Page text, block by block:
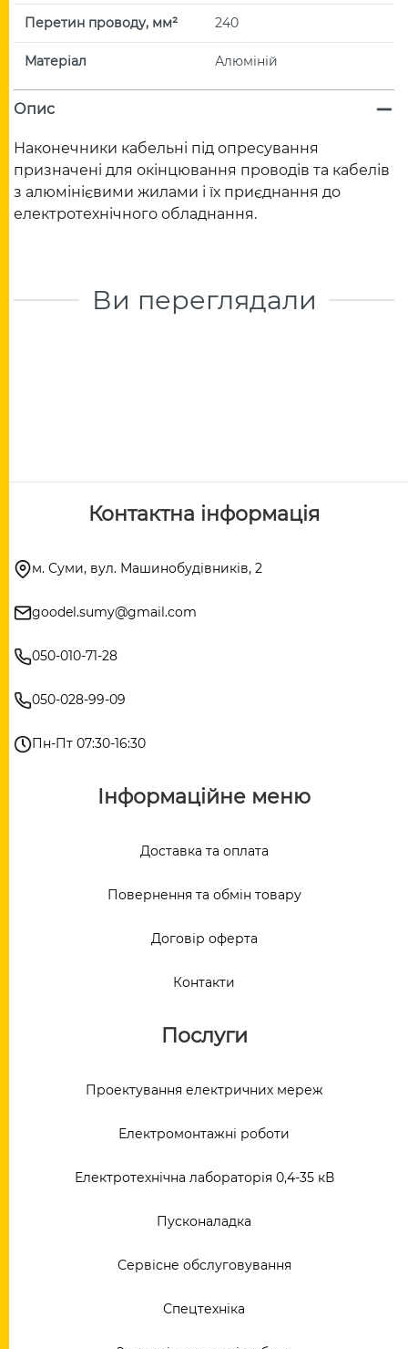
Перетин проводу, мм² 240
Матеріал Алюміній
Опис
Наконечники кабельні під опресування
призначені для окінцювання проводів та кабелів
з алюмінієвими жилами і їх приєднання до
електротехнічного обладнання.
Ви переглядали
Контактна інформація
м. Суми, вул. Машинобудівників, 2
goodel.sumy@gmail.com
050-010-71-28
050-028-99-09
Пн-Пт 07:30-16:30
Інформаційне меню
Доставка та оплата
Повернення та обмін товару
Договір оферта
Контакти
Послуги
Проектування електричних мереж
Електромонтажні роботи
Електротехнічна лабораторія 0,4-35 кВ
Пусконаладка
Сервісне обслуговування
Спецтехніка